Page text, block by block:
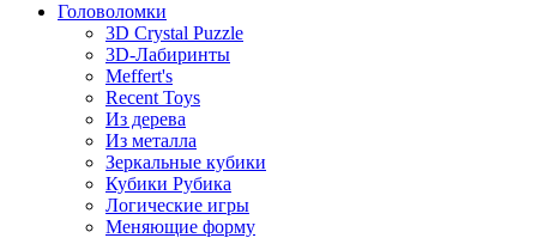
Головоломки
3D Crystal Puzzle
3D-Лабиринты
Meffert's
Recent Toys
Из дерева
Из металла
Зеркальные кубики
Кубики Рубика
Логические игры
Меняющие форму